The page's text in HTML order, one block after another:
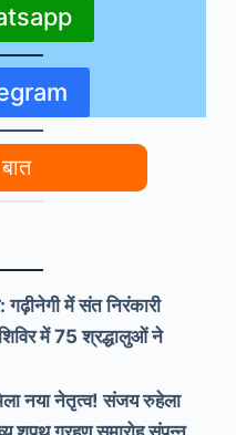
गढ़ीनेगी में संत निरंकारी
में 75 श्रद्धालुओं ने
नया नेतृत्व! संजय रुहेला